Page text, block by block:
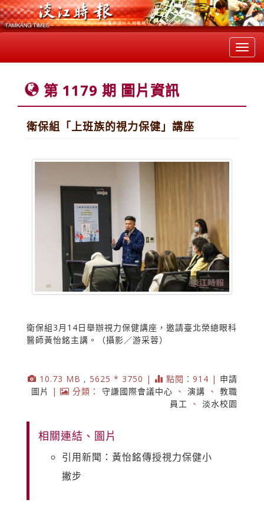
第 1179 期 圖片資訊
衛保組「上班族的視力保健」講座
衛保組3月14日舉辦視力保健講座，邀請臺北榮總眼科
醫師黃怡銘主講。（攝影／游采蓉）
10.73 MB , 5625 * 3750 | 點閱：914 | 申請
圖片
| 分類： 守謙國際會議中心 、 演講 、 教職
員工
、 淡水校園
相關連結、圖片
引用新聞：黃怡銘傳授視力保健小
撇步